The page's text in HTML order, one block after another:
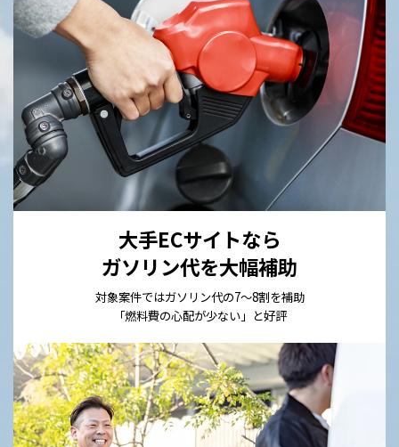
大手ECサイトなら
ガソリン代を大幅補助
対象案件ではガソリン代の7〜8割を補助
「燃料費の心配が少ない」と好評